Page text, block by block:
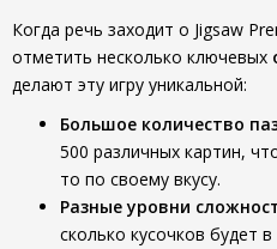
Когда речь заходит о Jigsaw
отметить несколько ключевых
делают эту игру уникальной:
Большое количество
500 различных картин,
то по своему вкусу.
Разные уровни
сколько кусочков будет